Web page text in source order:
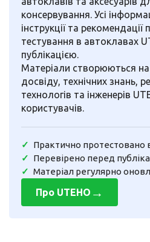
консервування. Усі
інструкції та
тестування в автоклавах
публікацією.
Матеріали створюються на
досвіду, технічних знань,
технологів та інженерів
користувачів.
Практично протестовано
Перевірено перед
Матеріал регулярно
Про UTEHO →